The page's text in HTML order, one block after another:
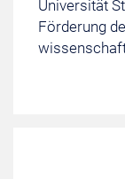
Universität
Förderung